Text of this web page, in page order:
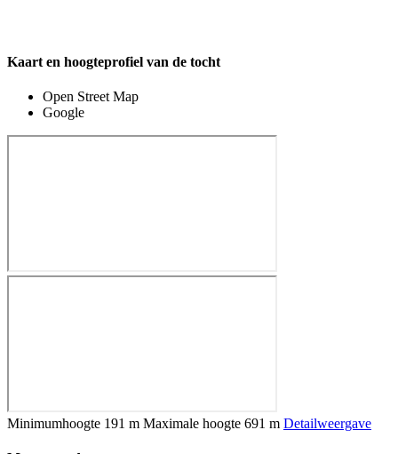
Kaart en hoogteprofiel van de tocht
Open Street Map
Google
Minimumhoogte 191 m Maximale hoogte 691 m Detailweergave